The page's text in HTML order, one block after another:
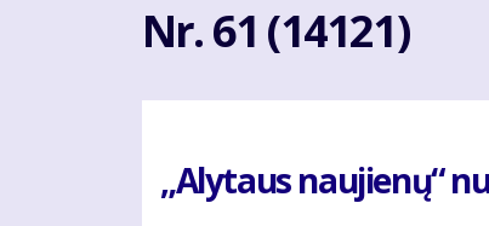
Nr. 61 (14121)
„Alytaus naujienų“